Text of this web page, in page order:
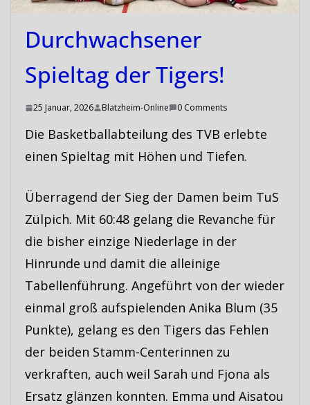
Durchwachsener
Spieltag der Tigers!
25 Januar, 2026 Blatzheim-Online 0 Comments
Die Basketballabteilung des TVB erlebte
einen Spieltag mit Höhen und Tiefen.
Überragend der Sieg der Damen beim TuS
Zülpich. Mit 60:48 gelang die Revanche für
die bisher einzige Niederlage in der
Hinrunde und damit die alleinige
Tabellenführung. Angeführt von der wieder
einmal groß aufspielenden Anika Blum (35
Punkte), gelang es den Tigers das Fehlen
der beiden Stamm-Centerinnen zu
verkraften, auch weil Sarah und Fjona als
Ersatz glänzen konnten. Emma und Aisatou